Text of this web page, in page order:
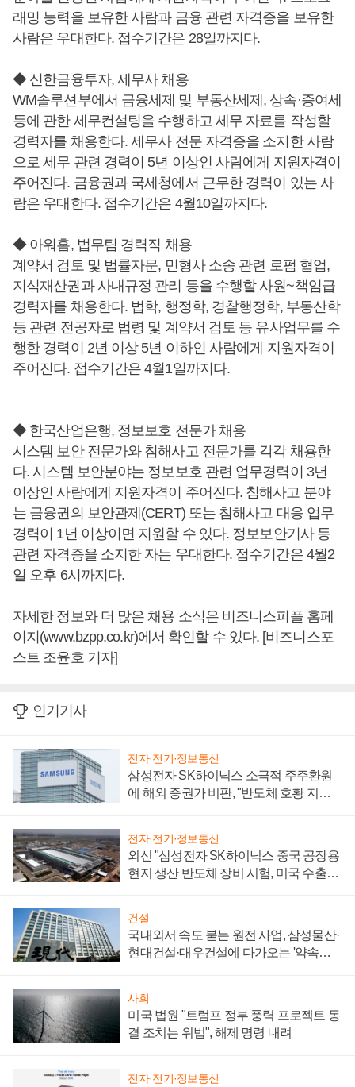
래밍 능력을 보유한 사람과 금융 관련 자격증을 보유한
사람은 우대한다. 접수기간은 28일까지다.
◆ 신한금융투자, 세무사 채용
WM솔루션부에서 금융세제 및 부동산세제, 상속·증여세
등에 관한 세무컨설팅을 수행하고 세무 자료를 작성할
경력자를 채용한다. 세무사 전문 자격증을 소지한 사람
으로 세무 관련 경력이 5년 이상인 사람에게 지원자격이
주어진다. 금융권과 국세청에서 근무한 경력이 있는 사
람은 우대한다. 접수기간은 4월10일까지다.
◆ 아워홈, 법무팀 경력직 채용
계약서 검토 및 법률자문, 민형사 소송 관련 로펌 협업,
지식재산권과 사내규정 관리 등을 수행할 사원~책임급
경력자를 채용한다. 법학, 행정학, 경찰행정학, 부동산학
등 관련 전공자로 법령 및 계약서 검토 등 유사업무를 수
행한 경력이 2년 이상 5년 이하인 사람에게 지원자격이
주어진다. 접수기간은 4월1일까지다.
◆ 한국산업은행, 정보보호 전문가 채용
시스템 보안 전문가와 침해사고 전문가를 각각 채용한
다. 시스템 보안분야는 정보보호 관련 업무경력이 3년
이상인 사람에게 지원자격이 주어진다. 침해사고 분야
는 금융권의 보안관제(CERT) 또는 침해사고 대응 업무
경력이 1년 이상이면 지원할 수 있다. 정보보안기사 등
관련 자격증을 소지한 자는 우대한다. 접수기간은 4월2
일 오후 6시까지다.
자세한 정보와 더 많은 채용 소식은 비즈니스피플 홈페
이지(www.bzpp.co.kr)에서 확인할 수 있다. [비즈니스포
스트 조윤호 기자]
인기기사
전자·전기·정보통신
삼성전자 SK하이닉스 소극적 주주환원
에 해외 증권가 비판, "반도체 호황 지속
전자·전기·정보통신
외신 "삼성전자 SK하이닉스 중국 공장용
현지 생산 반도체 장비 시험, 미국 수출통
건설
국내외서 속도 붙는 원전 사업, 삼성물산·
현대건설·대우건설에 다가오는 '약속의
사회
미국 법원 "트럼프 정부 풍력 프로젝트 동
결 조치는 위법", 해제 명령 내려
전자·전기·정보통신